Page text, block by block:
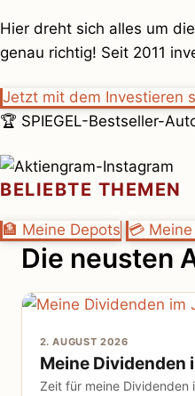
Hier dreht sich alles um
genau richtig! Seit 2011
Jetzt mit dem Investieren
🏆 SPIEGEL-Bestseller-
BELIEBTE THEMEN
🏦 Meine Depots 💳
Die neusten
2. AUGUST 2026
Meine Dividenden
Zeit für meine